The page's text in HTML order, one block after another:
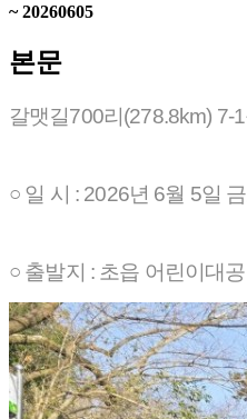
~ 20260605
본문
갈맷길700리(278.8km) 7-
○ 일 시 : 2026년 6월 5일
○ 출발지 : 초읍 어린이대